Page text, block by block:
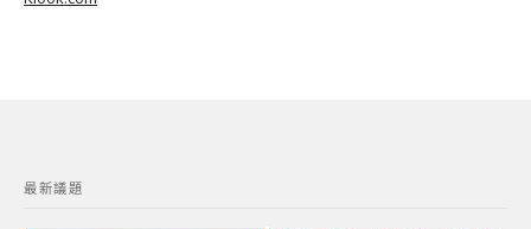
最新議題